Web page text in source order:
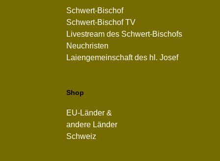
Schwert-Bischof
Schwert-Bischof TV
Livestream des Schwert-Bischofs
Neuchristen
Laiengemeinschaft des hl. Josef
Shop
EU-Länder &
andere Länder
Schweiz